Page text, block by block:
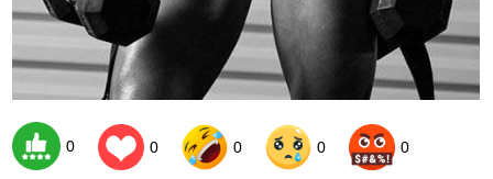
0 0 0 0 0